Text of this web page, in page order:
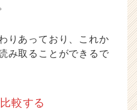
りあっており、これか
み取ることができるで
較する